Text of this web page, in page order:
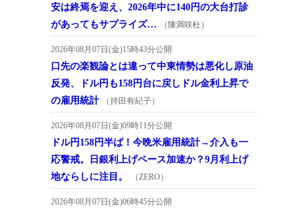
安は終焉を迎え、2026年中に140円の大台打診
があってもサプライズ…
（陳満咲杜）
2026年08月07日(金)15時43分公開
口先の楽観論とは違って中東情勢は悪化し原油
反発、ドル円も158円台に戻しドル金利上昇で
の雇用統計
（持田有紀子）
2026年08月07日(金)09時11分公開
ドル円158円半ば！今晩米雇用統計→介入も一
応警戒。日銀利上げペース加速か？9月利上げ
地ならしに注目。
（ZERO）
2026年08月07日(金)06時45分公開